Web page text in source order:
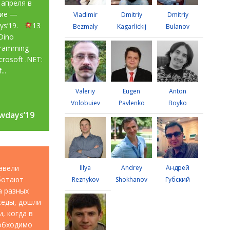
в
—
13
.NET:
разных
дошли
когда в
Vladimir
Bezmaly
Dmitriy
Kagarlickij
Dmitriy
Bulanov
Valeriy
Volobuiev
Eugen
Pavlenko
Anton
Boyko
Illya
Reznykov
Andrey
Shokhanov
Андрей
Губский